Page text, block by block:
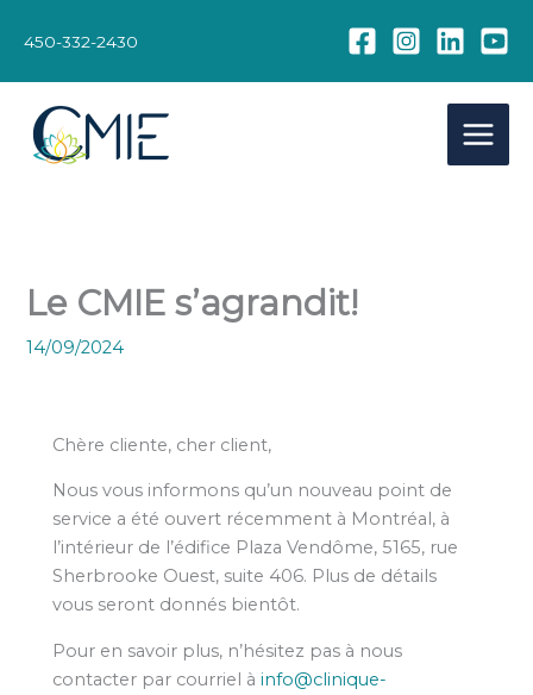
450-332-2430
Le CMIE s’agrandit!
14/09/2024
Chère cliente, cher client,
Nous vous informons qu’un nouveau point de
service a été ouvert récemment à Montréal, à
l’intérieur de l’édifice Plaza Vendôme, 5165, rue
Sherbrooke Ouest, suite 406. Plus de détails
vous seront donnés bientôt.
Pour en savoir plus, n’hésitez pas à nous
contacter par courriel àinfo@clinique-